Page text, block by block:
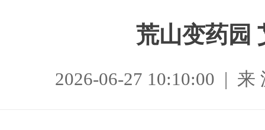
荒山变药园
2026-06-27 10:10:00 |